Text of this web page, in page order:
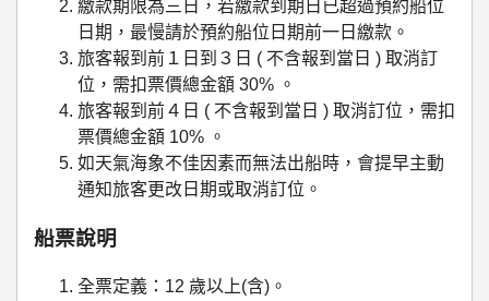
繳款期限為三日，若繳款到期日已超過預約船位
日期，最慢請於預約船位日期前一日繳款。
旅客報到前１日到３日 ( 不含報到當日 ) 取消訂
位，需扣票價總金額 30% 。
旅客報到前４日 ( 不含報到當日 ) 取消訂位，需扣
票價總金額 10% 。
如天氣海象不佳因素而無法出船時，會提早主動
通知旅客更改日期或取消訂位。
船票說明
全票定義：12 歲以上(含)。